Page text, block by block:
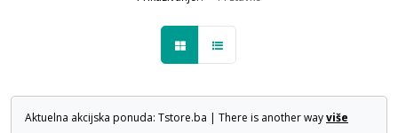
Aktuelna akcijska ponuda: Tstore.ba | There is another wayviše